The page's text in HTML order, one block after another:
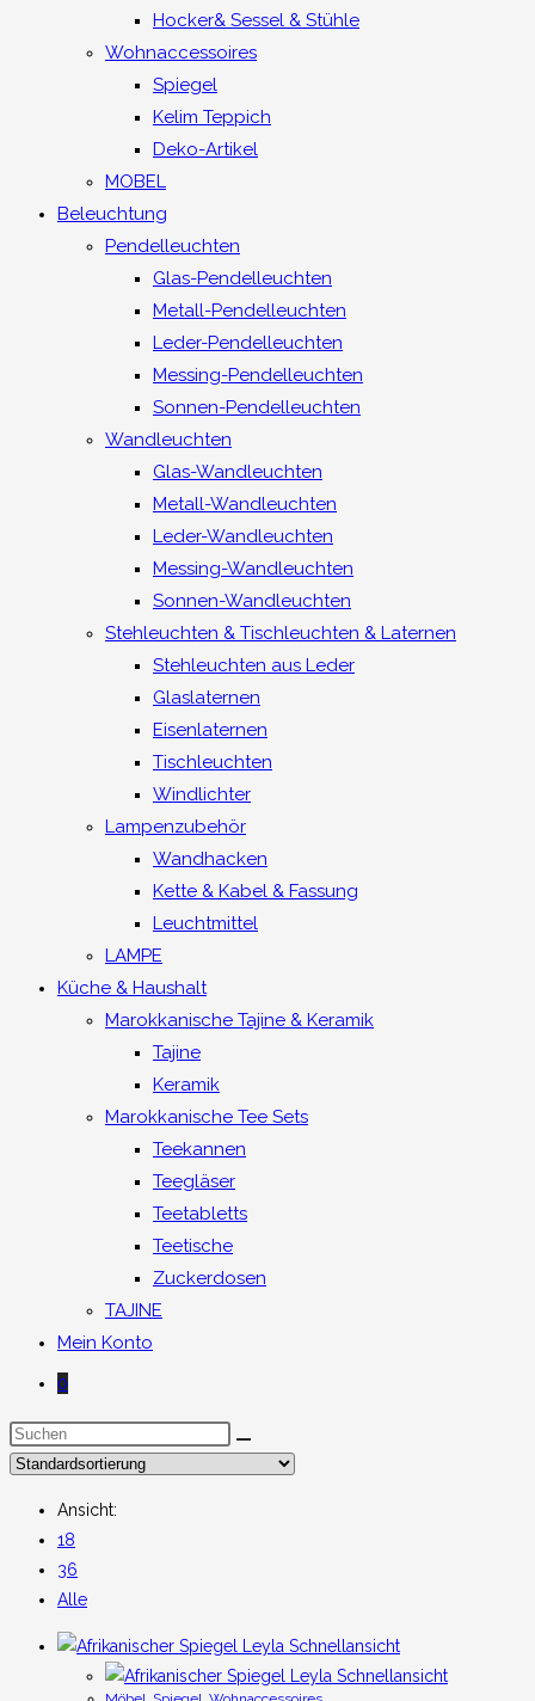
Hocker& Sessel & Stühle
Wohnaccessoires
Spiegel
Kelim Teppich
Deko-Artikel
MOBEL
Beleuchtung
Pendelleuchten
Glas-Pendelleuchten
Metall-Pendelleuchten
Leder-Pendelleuchten
Messing-Pendelleuchten
Sonnen-Pendelleuchten
Wandleuchten
Glas-Wandleuchten
Metall-Wandleuchten
Leder-Wandleuchten
Messing-Wandleuchten
Sonnen-Wandleuchten
Stehleuchten & Tischleuchten & Laternen
Stehleuchten aus Leder
Glaslaternen
Eisenlaternen
Tischleuchten
Windlichter
Lampenzubehör
Wandhacken
Kette & Kabel & Fassung
Leuchtmittel
LAMPE
Küche & Haushalt
Marokkanische Tajine & Keramik
Tajine
Keramik
Marokkanische Tee Sets
Teekannen
Teegläser
Teetabletts
Teetische
Zuckerdosen
TAJINE
Mein Konto
0
Ansicht:
18
36
Alle
Schnellansicht
Schnellansicht